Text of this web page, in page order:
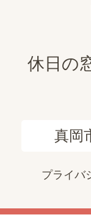
休日の
真岡
プライバ